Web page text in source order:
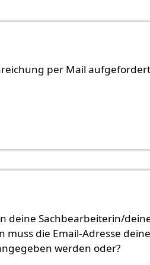
überprüft)
per Mail
überprüft)
deine Sachbearbeiterin/
muss die Email-Adresse
werden oder?